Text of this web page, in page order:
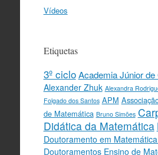
Vídeos
Etiquetas
3º ciclo Academia Júnior de
Alexander Zhuk Alexandra
Folgado dos Santos APM
de Matemática Bruno Simões
Didática da Matemática
Doutoramento em
Doutoramentos Ensino de